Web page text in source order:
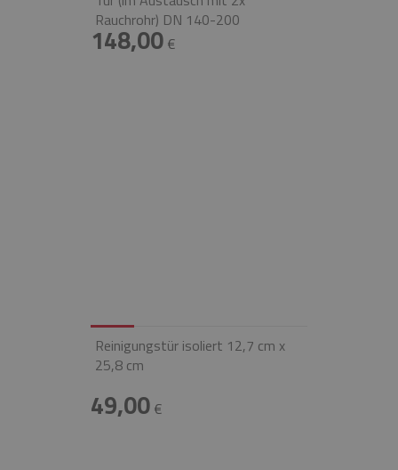
Rauchrohr) DN 140-200
148,00€
Reinigungstür isoliert 12,7 cm x
25,8 cm
49,00€